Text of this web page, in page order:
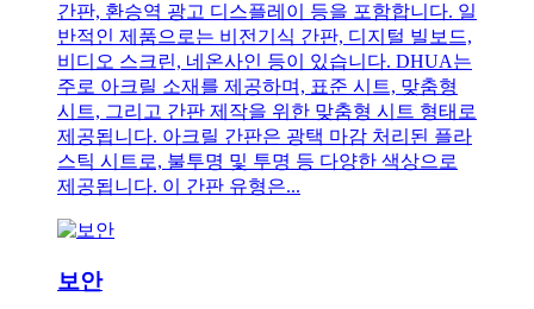
간판, 환승역 광고 디스플레이 등을 포함합니다. 일
반적인 제품으로는 비전기식 간판, 디지털 빌보드,
비디오 스크린, 네온사인 등이 있습니다. DHUA는
주로 아크릴 소재를 제공하며, 표준 시트, 맞춤형
시트, 그리고 간판 제작을 위한 맞춤형 시트 형태로
제공됩니다. 아크릴 간판은 광택 마감 처리된 플라
스틱 시트로, 불투명 및 투명 등 다양한 색상으로
제공됩니다. 이 간판 유형은...
보안